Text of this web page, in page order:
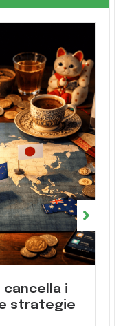
cancella i
strategie